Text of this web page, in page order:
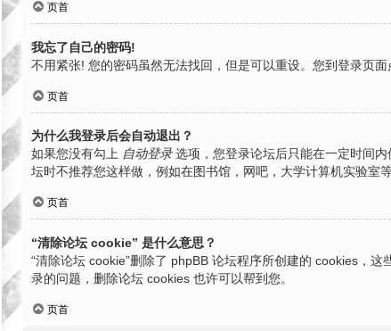
页首
我忘了自己的密码!
不用紧张! 您的密码虽然无法找回，但是可以重设。您到登录页面
页首
为什么我登录后会自动退出？
如果您没有勾上 自动登录选项，您登录论坛后只能在一定时间
坛时不推荐您这样做，例如在图书馆，网吧，大学计算机实验室
页首
“清除论坛 cookie” 是什么意思？
“清除论坛 cookie”删除了 phpBB 论坛程序所创建的 cookies，
录的问题，删除论坛 cookies 也许可以帮到您。
页首